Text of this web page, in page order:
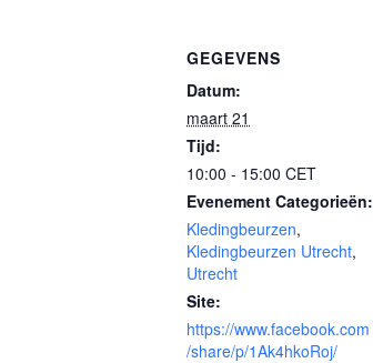
GEGEVENS
Datum:
maart 21
Tijd:
10:00 - 15:00 CET
Evenement Categorieën:
Kledingbeurzen,
Kledingbeurzen Utrecht,
Utrecht
Site:
https://www.facebook.com
/share/p/1Ak4hkoRoj/